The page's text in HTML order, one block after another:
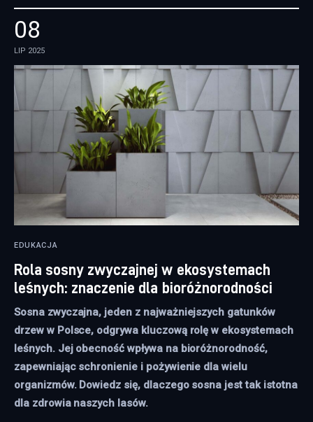
08
LIP 2025
EDUKACJA
Rola sosny zwyczajnej w ekosystemach
leśnych: znaczenie dla bioróżnorodności
Sosna zwyczajna, jeden z najważniejszych gatunków
drzew w Polsce, odgrywa kluczową rolę w ekosystemach
leśnych. Jej obecność wpływa na bioróżnorodność,
zapewniając schronienie i pożywienie dla wielu
organizmów. Dowiedz się, dlaczego sosna jest tak istotna
dla zdrowia naszych lasów.